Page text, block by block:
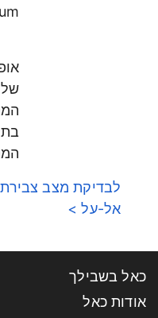
של
לבדיקת מצב
אל-על >
כאל בשבילך
אודות כאל